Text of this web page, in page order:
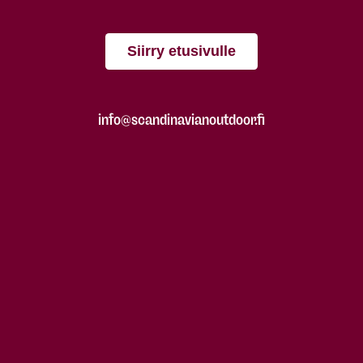
Siirry etusivulle
info@scandinavianoutdoor.fi